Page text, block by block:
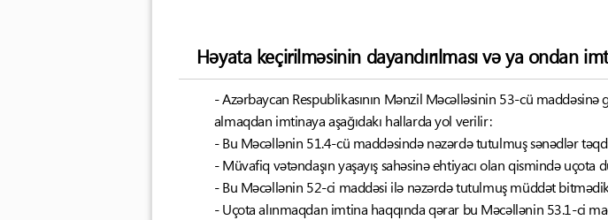
Həyata keçirilməsinin dayandırılması və ya ondan
- Azərbaycan Respublikasının Mənzil Məcəlləsinin 53-cü maddəsinə
almaqdan imtinaya aşağıdakı hallarda yol verilir:
- Bu Məcəllənin 51.4-cü maddəsində nəzərdə tutulmuş sənədlər
- Müvafiq vətəndaşın yaşayış sahəsinə ehtiyacı olan qismində
- Bu Məcəllənin 52-ci maddəsi ilə nəzərdə tutulmuş müddət
- Uçota alınmaqdan imtina haqqında qərar bu Məcəllənin 53.1-ci